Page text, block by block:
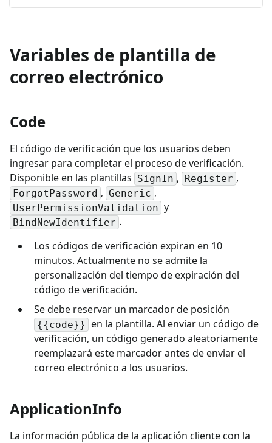
Variables de plantilla de
correo electrónico
Code
El código de verificación que los usuarios deben
ingresar para completar el proceso de verificación.
Disponible en las plantillas SignIn , Register ,
ForgotPassword , Generic ,
UserPermissionValidation y
BindNewIdentifier .
Los códigos de verificación expiran en 10
minutos. Actualmente no se admite la
personalización del tiempo de expiración del
código de verificación.
Se debe reservar un marcador de posición
{{code}} en la plantilla. Al enviar un código de
verificación, un código generado aleatoriamente
reemplazará este marcador antes de enviar el
correo electrónico a los usuarios.
ApplicationInfo
La información pública de la aplicación cliente con la